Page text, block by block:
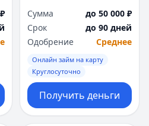
Сумма
до 50 000 ₽
Срок
до 90 дней
Одобрение
Среднее
Онлайн займ на карту
Круглосуточно
Получить деньги